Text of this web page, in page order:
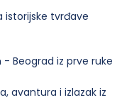
istorijske tvrđave
Beograd iz prve ruke
avantura i izlazak iz